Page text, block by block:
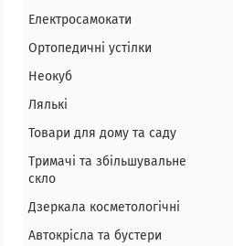
Електросамокати
Ортопедичні устілки
Неокуб
Лялькі
Товари для дому та саду
Тримачі та збільшувальне
скло
Дзеркала косметологічні
Автокрісла та бустери